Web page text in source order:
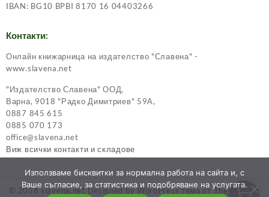
IBAN: BG10 BPBI 8170 16 04403266
Контакти:
Онлайн книжарница на издателство "Славена" -
www.slavena.net
"Издателство Славена" ООД,
Варна, 9018 "Радко Димитриев" 59А,
0887 845 615
0885 070 173
office@slavena.net
Виж всички контакти и складове
© 2026slavena.net Designed by WordPress тема от ThemeHunk
Използваме бисквитки за нормална работа на сайта и, с
Ваше съгласие, за статистика и подобряване на услугата.